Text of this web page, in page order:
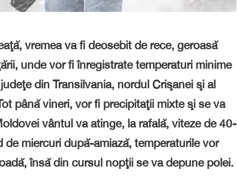
vremea va fi deosebit de rece, geroasă
unde vor fi înregistrate temperaturi minime
din Transilvania, nordul Crişanei şi al
până vineri, vor fi precipitaţii mixte şi se va
vântul va atinge, la rafală, viteze de 40-
miercuri după-amiază, temperaturile vor
însă din cursul nopţii se va depune polei.